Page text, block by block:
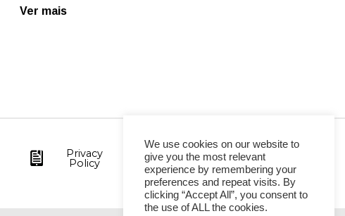
Ver mais
Privacy
Policy
We use cookies on our website to
give you the most relevant
experience by remembering your
preferences and repeat visits. By
clicking “Accept All”, you consent to
the use of ALL the cookies.